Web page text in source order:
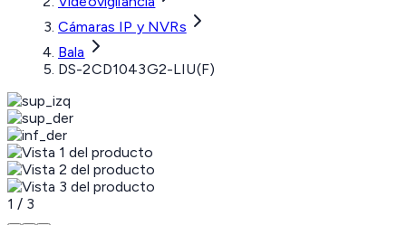
Cámaras IP y NVRs
Bala
DS-2CD1043G2-LIU(F)
1 / 3